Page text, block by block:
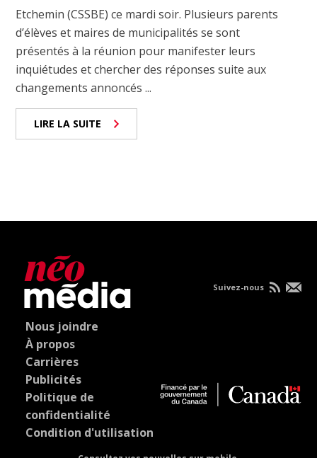
Etchemin (CSSBE) ce mardi soir. Plusieurs parents
d’élèves et maires de municipalités se sont
présentés à la réunion pour manifester leurs
inquiétudes et chercher des réponses suite aux
changements annoncés ...
LIRE LA SUITE
Nous joindre
À propos
Carrières
Publicités
Politique de
confidentialité
Condition d'utilisation
Suivez-nous